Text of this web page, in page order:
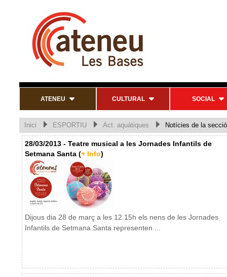
ATENEU CULTURAL SOCIAL
Inici ESPORTIU Act. aquàtiques Notícies de la secció
28/03/2013 - Teatre musical a les Jornades Infantils de
Setmana Santa (+ Info)
Dijous dia 28 de març a les 12.15h els nens de les Jornades
Infantils de Setmana Santa representen ...